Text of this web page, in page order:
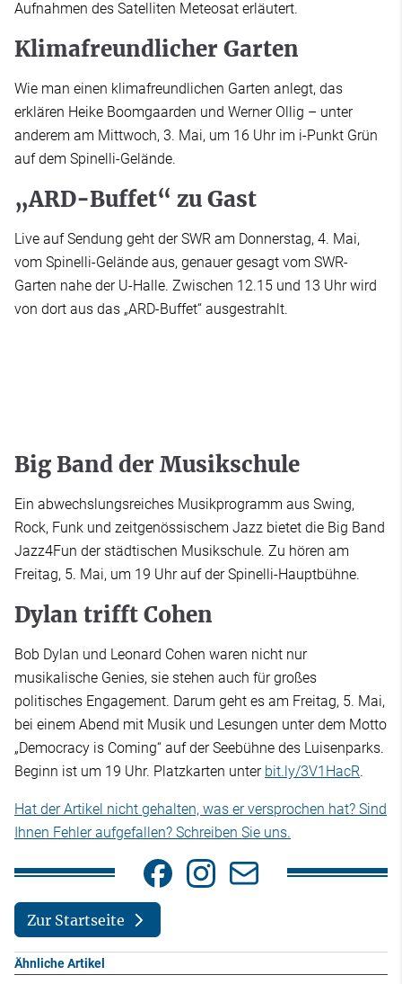
Aufnahmen des Satelliten Meteosat erläutert.
Klimafreundlicher Garten
Wie man einen klimafreundlichen Garten anlegt, das
erklären Heike Boomgaarden und Werner Ollig – unter
anderem am Mittwoch, 3. Mai, um 16 Uhr im i-Punkt Grün
auf dem Spinelli-Gelände.
„ARD-Buffet“ zu Gast
Live auf Sendung geht der SWR am Donnerstag, 4. Mai,
vom Spinelli-Gelände aus, genauer gesagt vom SWR-
Garten nahe der U-Halle. Zwischen 12.15 und 13 Uhr wird
von dort aus das „ARD-Buffet“ ausgestrahlt.
Big Band der Musikschule
Ein abwechslungsreiches Musikprogramm aus Swing,
Rock, Funk und zeitgenössischem Jazz bietet die Big Band
Jazz4Fun der städtischen Musikschule. Zu hören am
Freitag, 5. Mai, um 19 Uhr auf der Spinelli-Hauptbühne.
Dylan trifft Cohen
Bob Dylan und Leonard Cohen waren nicht nur
musikalische Genies, sie stehen auch für großes
politisches Engagement. Darum geht es am Freitag, 5. Mai,
bei einem Abend mit Musik und Lesungen unter dem Motto
„Democracy is Coming“ auf der Seebühne des Luisenparks.
Beginn ist um 19 Uhr. Platzkarten unter bit.ly/3V1HacR.
Hat der Artikel nicht gehalten, was er versprochen hat? Sind
Ihnen Fehler aufgefallen? Schreiben Sie uns.
Zur Startseite
Ähnliche Artikel